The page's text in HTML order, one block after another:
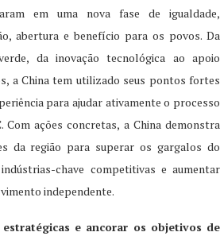
em uma nova fase de igualdade,
abertura e benefício para os povos. Da
da inovação tecnológica ao apoio
a China tem utilizado seus pontos fortes
para ajudar ativamente o processo
Com ações concretas, a China demonstra
da região para superar os gargalos do
chave competitivas e aumentar
independente.
e ancorar os objetivos de